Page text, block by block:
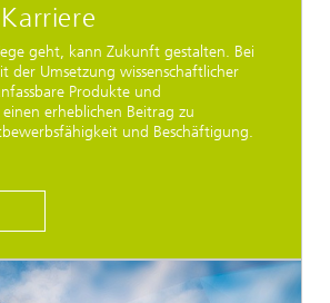
geht, kann Zukunft gestalten. Bei
der Umsetzung wissenschaftlicher
Produkte und
erheblichen Beitrag zu
und Beschäftigung.